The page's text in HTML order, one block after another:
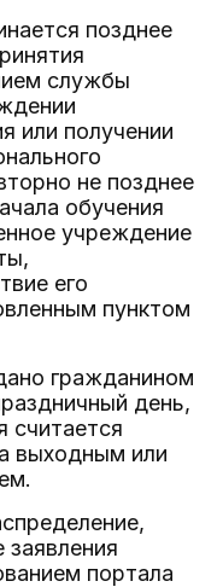
позднее
службы
или получении
не позднее
обучения
учреждение
его
пунктом
гражданином
день,
считается
выходным или
портала